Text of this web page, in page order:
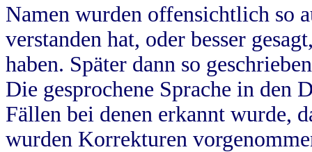
Namen wurden offensichtlich so
verstanden hat, oder besser
haben. Später dann so
Die gesprochene Sprache in
Fällen bei denen erkannt wurde,
wurden Korrekturen